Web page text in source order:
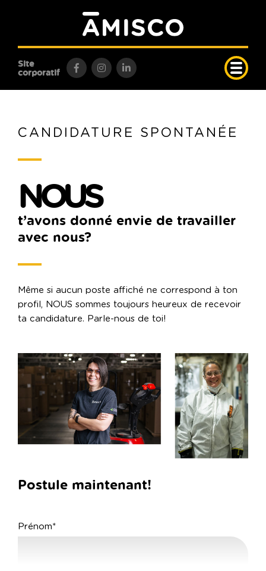
Site
corporatif
CANDIDATURE SPONTANÉE
NOUS
t’avons donné envie de travailler
avec nous?
Même si aucun poste affiché ne correspond à ton
profil, NOUS sommes toujours heureux de recevoir
ta candidature. Parle-nous de toi!
Postule maintenant!
Prénom*